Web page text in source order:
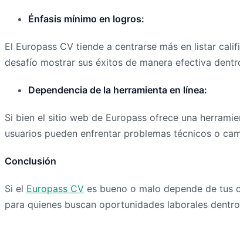
Énfasis mínimo en logros:
El Europass CV tiende a centrarse más en listar
desafío mostrar sus éxitos de manera efectiva
Dependencia de la herramienta en línea:
Si bien el sitio web de Europass ofrece una
usuarios pueden enfrentar problemas técnicos o
Conclusión
Si el Europass CV es bueno o malo depende de tus
para quienes buscan oportunidades laborales